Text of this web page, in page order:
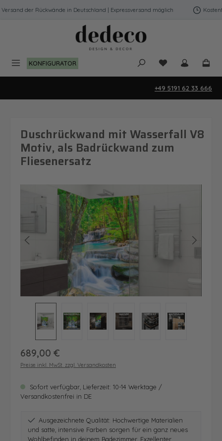
Zum Hauptinhalt springen
der Rückwände in Deutschland | Expressversand möglich
KONFIGURATOR Du hast 0
+49 5191 62 33 666
Duschrückwand mit Wasserfall V8
Motiv, als Badrückwand zum
Fliesenersatz
Bildergalerie überspringen
Regulärer Preis:
689,00 €
Preise inkl. MwSt. zzgl. Versandkosten
Sofort verfügbar, Lieferzeit: 10-14 Werktage /
Versandkostenfrei in DE
Ausgezeichnete Qualität: Hochwertige Materialien
und satte, intensive Farben sorgen für ein ganz neues
Wohlbefinden in deinem Badezimmer. Exzellenter